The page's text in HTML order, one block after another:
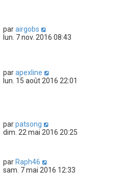
parairgobs
lun. 7 nov. 2016 08:43
parapexline
lun. 15 août 2016 22:01
parpatsong
dim. 22 mai 2016 20:25
par Raph46
sam. 7 mai 2016 12:33